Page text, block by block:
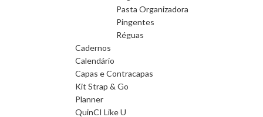
Pasta Organizadora
Pingentes
Réguas
Cadernos
Calendário
Capas e Contracapas
Kit Strap & Go
Planner
QuinCI Like U